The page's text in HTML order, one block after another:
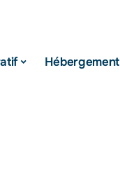
Hébergement